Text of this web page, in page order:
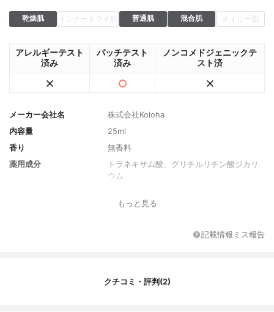
乾燥肌 インナードライ肌 普通肌 混合肌 オイリー肌
アレルギーテスト
済み
パッチテスト
済み
ノンコメドジェニックテ
スト済
メーカー会社名
株式会社Koloha
内容量
25ml
香り
無香料
薬用成分
トラネキサム酸、グリチルリチン酸ジカリ
ウム
ウム、1.3-ブチレングリコール、ポリエチレ
解ヒアルロン酸、アルピニアカツマダイ種
ゴンエキス、ビル ベリー葉エキス、クエン
もっと見る
記載情報ミス報告
クチコミ・評判(2)